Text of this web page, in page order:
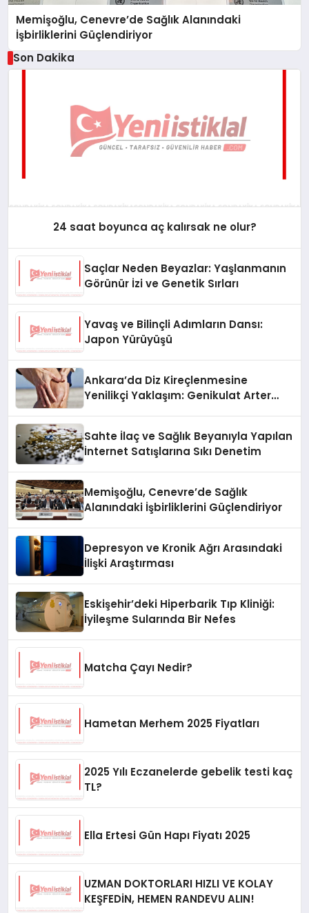
Memişoğlu, Cenevre’de Sağlık Alanındaki
İşbirliklerini Güçlendiriyor
Son Dakika
24 saat boyunca aç kalırsak ne olur?
Saçlar Neden Beyazlar: Yaşlanmanın
Görünür İzi ve Genetik Sırları
Yavaş ve Bilinçli Adımların Dansı:
Japon Yürüyüşü
Ankara’da Diz Kireçlenmesine
Yenilikçi Yaklaşım: Genikulat Arter
Sahte İlaç ve Sağlık Beyanıyla Yapılan
İnternet Satışlarına Sıkı Denetim
Memişoğlu, Cenevre’de Sağlık
Alanındaki İşbirliklerini Güçlendiriyor
Depresyon ve Kronik Ağrı Arasındaki
İlişki Araştırması
Eskişehir’deki Hiperbarik Tıp Kliniği:
İyileşme Sularında Bir Nefes
Matcha Çayı Nedir?
Hametan Merhem 2025 Fiyatları
2025 Yılı Eczanelerde gebelik testi kaç
TL?
Ella Ertesi Gün Hapı Fiyatı 2025
UZMAN DOKTORLARI HIZLI VE KOLAY
KEŞFEDİN, HEMEN RANDEVU ALIN!